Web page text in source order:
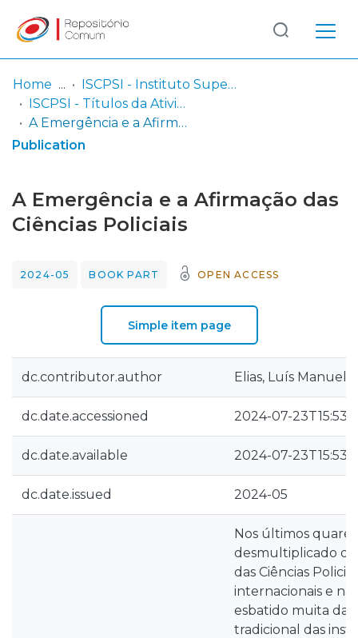
Communities
& Collections
Log
In
(current)
Home
ISCPSI - Instituto Superior de Ciências Policiais e Segurança Interna
ISCPSI - Títulos da Atividade Científica
A Emergência e a Afirmação das Ciências Policiais
Publication
A Emergência e a Afirmação das
Ciências Policiais
2024-05 BOOK PART OPEN ACCESS
Simple item page
dc.contributor.author Elias, Luís Manuel
dc.date.accessioned 2024-07-
dc.date.available 2024-07-
dc.date.issued 2024-05
Nos últimos
desmultiplicado
das Ciências
internacionais e
esbatido muita da
tradicional das